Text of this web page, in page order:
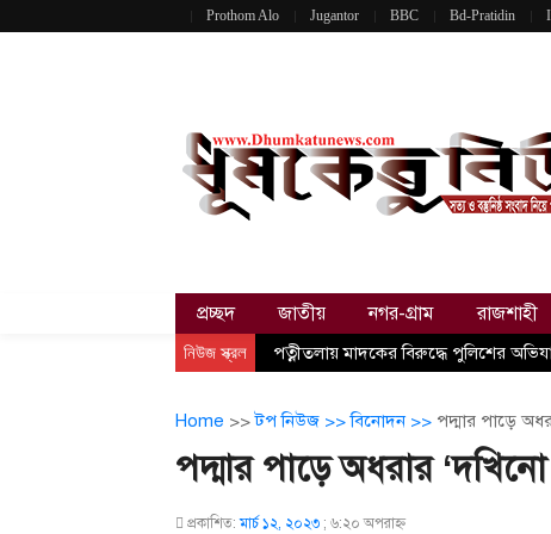
Prothom Alo Jugantor BBC Bd-Pratidin
প্রচ্ছদ জাতীয় নগর-গ্রাম রাজশাহী
নিউজ স্ক্রল পত্নীতলায় মাদকের বিরুদ্ধে পুলিশের
Home >>টপ নিউজ >>বিনোদন >> পদ্মার পাড়ে
পদ্মার পাড়ে অধরার ‘দখিনো
প্রকাশিত:মার্চ ১২, ২০২৩ ; ৬:২০ অপরাহ্ণ